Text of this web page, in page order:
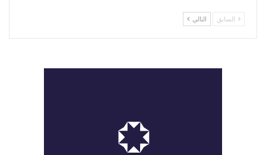
السابق التالي